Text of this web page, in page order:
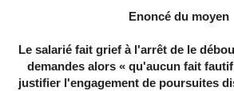
Enoncé du moyen
4. Le salarié fait grief à l'arrêt de le
demandes alors « qu'aucun fait
justifier l'engagement de poursuites